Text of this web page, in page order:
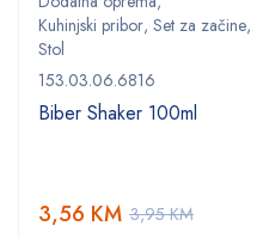
Kuhinjski pribor, Set za začine,
Stol
153.03.06.6816
Biber Shaker 100ml
3,95KM
3,56 KM